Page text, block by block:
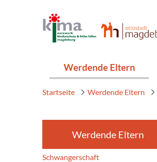
Werdende Eltern
Startseite Werdende Eltern
Werdende Eltern
Schwangerschaft